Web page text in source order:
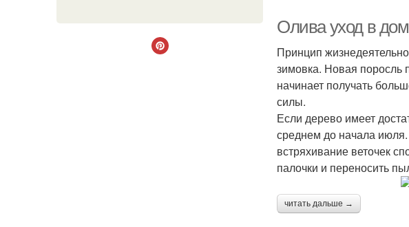
Олива уход в
Принцип
зимовка. Новая поросль
начинает получать
силы.
Если дерево имеет
среднем до начала
встряхивание веточек
палочки и переносить
читать дальше →